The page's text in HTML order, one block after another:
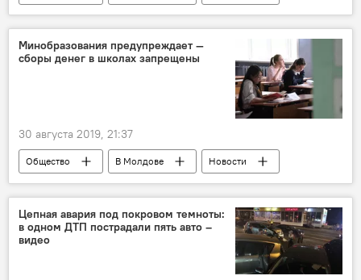
трансплантация
Минобразования предупреждает —
сборы денег в школах запрещены
30 августа 2019, 21:37
Общество В Молдове
Новости
школа
Цепная авария под покровом темноты:
в одном ДТП пострадали пять авто –
видео